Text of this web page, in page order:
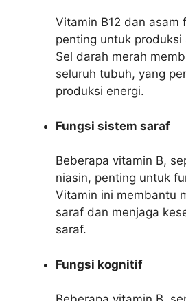
Vitamin B12 dan asam
penting untuk produksi
Sel darah merah
seluruh tubuh, yang
produksi energi.
Fungsi sistem saraf
Beberapa vitamin B,
niasin, penting untuk
Vitamin ini membantu
saraf dan menjaga
saraf.
Fungsi kognitif